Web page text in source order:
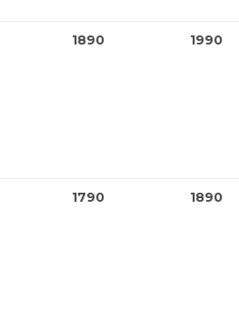
1890 1990
1790 1890